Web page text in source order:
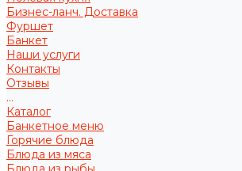
Бизнес-ланч. Доставка
Фуршет
Банкет
Наши услуги
Контакты
Отзывы
...
Каталог
Банкетное меню
Горячие блюда
Блюда из мяса